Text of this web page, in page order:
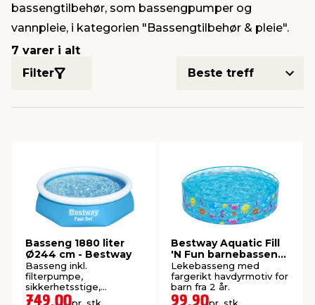
& ugress
& sikkerhet
& kloakk
koblinger
& bøtter
underholdning
& fritid
bassengtilbehør, som bassengpumper og
vannpleie, i kategorien "Bassengtilbehør & pleie".
7 varer i alt
Filter
Basseng 1880 liter
Ø244 cm - Bestway
Basseng inkl.
filterpumpe,
sikkerhetsstige,
kjemikaliedispenser og
749,00
Bestway Aquatic Fill
'N Fun barnebasseng
Ø122 cm
Lekebasseng med
fargerikt havdyrmotiv for
barn fra 2 år.
99,90